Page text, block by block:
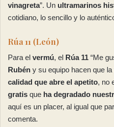
vinagreta”. Un ultramarinos
cotidiano, lo sencillo y lo
Rúa 11 (León)
Para el vermú, el Rúa 11 “Me
Rubén y su equipo hacen que
calidad que abre el apetito, no
gratis que ha degradado
aquí es un placer, al igual que
comenta.